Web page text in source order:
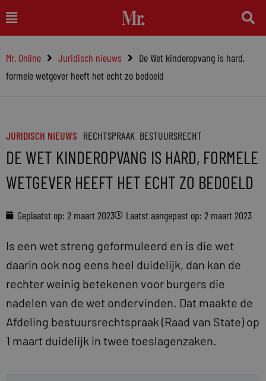
naar
inhoud
Main
Menu
Mr. Online Juridisch nieuws
De Wet kinderopvang is hard,
formele wetgever heeft het echt zo bedoeld
JURIDISCH NIEUWS RECHTSPRAAK BESTUURSRECHT
DE WET KINDEROPVANG IS HARD, FORMELE
WETGEVER HEEFT HET ECHT ZO BEDOELD
Geplaatst op: 2 maart 2023 Laatst aangepast op: 2 maart 2023
Is een wet streng geformuleerd en is die wet
daarin ook nog eens heel duidelijk, dan kan de
rechter weinig betekenen voor burgers die
nadelen van de wet ondervinden. Dat maakte de
Afdeling bestuursrechtspraak (Raad van State) op
1 maart duidelijk in twee toeslagenzaken.